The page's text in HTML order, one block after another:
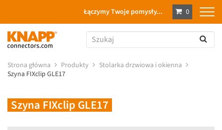
Łączymy Twoje pomysły... 0
Strona główna Produkty
Stolarka drzwiowa i okienna
Szyna FIXclip GLE17
Szyna FIXclip GLE17